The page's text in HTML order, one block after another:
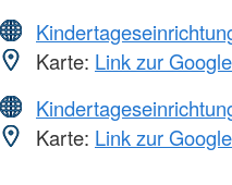
Karte: Link zur
Karte: Link zur